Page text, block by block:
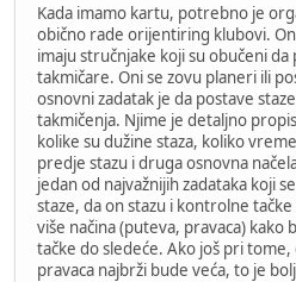
Kada imamo kartu, potrebno je
obično rade orijentiring klubovi.
imaju stručnjake koji su obučeni da
takmičare. Oni se zovu planeri ili
osnovni zadatak je da postave
takmičenja. Njime je detaljno
kolike su dužine staza, koliko
predje stazu i druga osnovna
jedan od najvažnijih zadataka koji
staze, da on stazu i kontrolne
više načina (puteva, pravaca) kako
tačke do sledeće. Ako još pri
pravaca najbrži bude veća, to je